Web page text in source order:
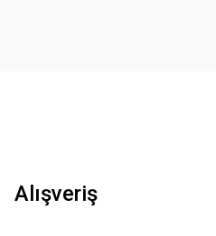
Alışveriş